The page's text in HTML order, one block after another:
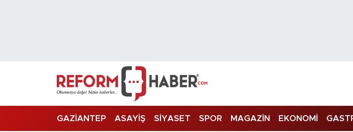
GAZİANTEP ASAYİŞ SİYASET SPOR MAGAZİN EKONOMİ
Trafik Durumu
Süper Lig Puan Durumu ve Fikstür